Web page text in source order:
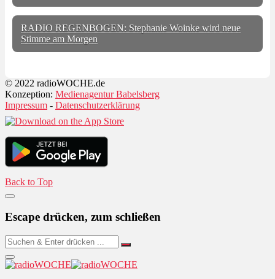
RADIO REGENBOGEN: Stephanie Woinke wird neue
Stimme am Morgen
© 2022 radioWOCHE.de
Konzeption: Medienagentur Babelsberg
Impressum - Datenschutzerklärung
Back to Top
Escape drücken, zum schließen